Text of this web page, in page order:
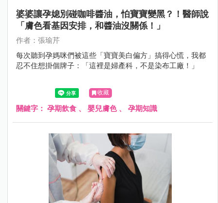
婆婆讓孕媳別碰咖啡醬油，怕寶寶變黑？！醫師說
「膚色看基因安排，和醬油沒關係！」
作者：張瑜芹
每次聽到孕媽咪們被這些「寶寶美白偏方」搞得心慌，我都
忍不住想掛個牌子：「這裡是婦產科，不是染布工廠！」
收藏
關鍵字： 孕期飲食 、 嬰兒膚色、 孕期知識